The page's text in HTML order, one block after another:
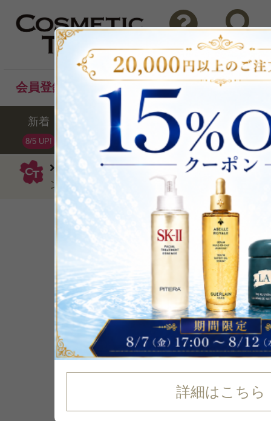
モルトンブラウン 洗い流すタイプ
ンネル コンディショナー300ml/10fl.oz.
問い合わせ 検索
会員登録後のお買い物でポイントプレゼント！
新着
8/5 UP!
セール ランキング ブ
詳細はこちら
P可 残り4点